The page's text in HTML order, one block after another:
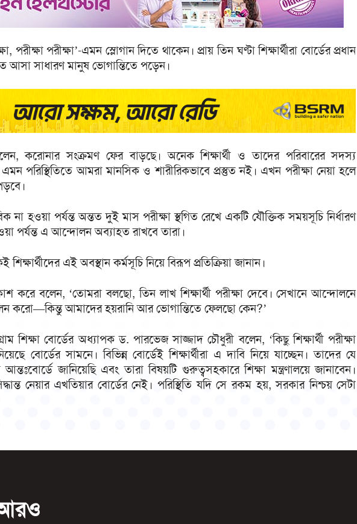
পরীক্ষা পরীক্ষা’-এমন স্লোগান দিতে থাকেন। প্রায় তিন ঘণ্টা শিক্ষার্থীরা বোর্ডের প্রধান
আসা সাধারণ মানুষ ভোগান্তিতে পড়েন।
করোনার সংক্রমণ ফের বাড়ছে। অনেক শিক্ষার্থী ও তাদের পরিবারের সদস্য
পরিস্থিতিতে আমরা মানসিক ও শারীরিকভাবে প্রস্তুত নই। এখন পরীক্ষা নেয়া হলে
না হওয়া পর্যন্ত অন্তত দুই মাস পরীক্ষা স্থগিত রেখে একটি যৌক্তিক সময়সূচি নির্ধারণ
পর্যন্ত এ আন্দোলন অব্যাহত রাখবে তারা।
এই অবস্থান কর্মসূচি নিয়ে বিরূপ প্রতিক্রিয়া জানান।
করে বলেন, ‘তোমরা বলছো, তিন লাখ শিক্ষার্থী পরীক্ষা দেবে। সেখানে আন্দোলনে
করো—কিন্তু আমাদের হয়রানি আর ভোগান্তিতে ফেলছো কেন?’
শিক্ষা বোর্ডের অধ্যাপক ড. পারভেজ সাজ্জাদ চৌধুরী বলেন, ‘কিছু শিক্ষার্থী পরীক্ষা
বোর্ডের সামনে। বিভিন্ন বোর্ডেই শিক্ষার্থীরা এ দাবি নিয়ে যাচ্ছেন। তাদের যে
জানিয়েছি এবং তারা বিষয়টি গুরুত্বসহকারে শিক্ষা মন্ত্রণালয়ে জানাবেন।
নেয়ার এখতিয়ার বোর্ডের নেই। পরিস্থিতি যদি সে রকম হয়, সরকার নিশ্চয় সেটা